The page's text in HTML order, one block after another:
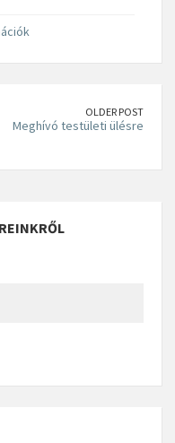
OLDER POST
Meghívó testületi ülésre